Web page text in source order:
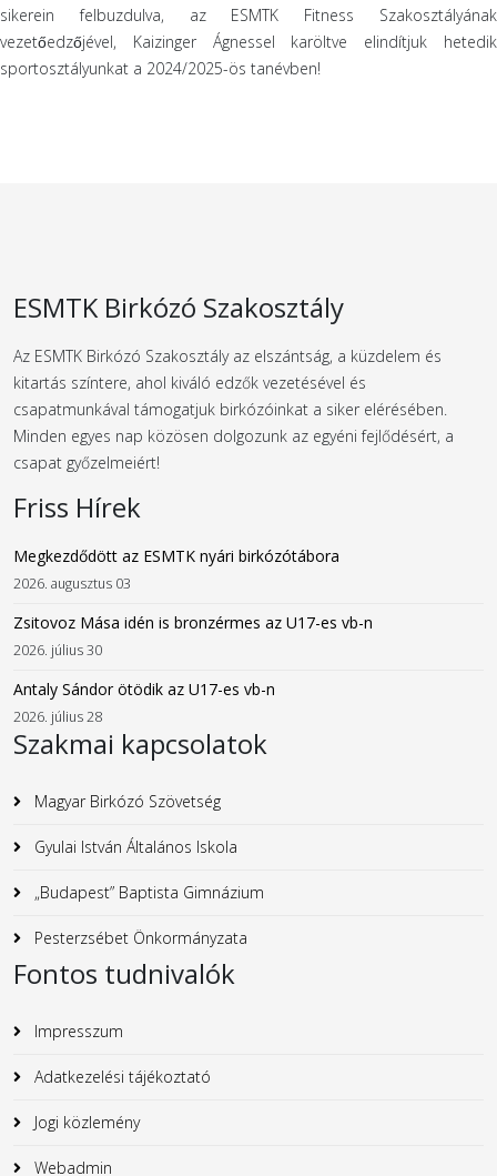
sikerein felbuzdulva, az ESMTK Fitness Szakosztályának
vezetőedzőjével, Kaizinger Ágnessel karöltve elindítjuk hetedik
sportosztályunkat a 2024/2025-ös tanévben!
ESMTK Birkózó Szakosztály
Az ESMTK Birkózó Szakosztály az elszántság, a küzdelem és
kitartás színtere, ahol kiváló edzők vezetésével és
csapatmunkával támogatjuk birkózóinkat a siker elérésében.
Minden egyes nap közösen dolgozunk az egyéni fejlődésért, a
csapat győzelmeiért!
Friss Hírek
Megkezdődött az ESMTK nyári birkózótábora
2026. augusztus 03
Zsitovoz Mása idén is bronzérmes az U17-es vb-n
2026. július 30
Antaly Sándor ötödik az U17-es vb-n
2026. július 28
Szakmai kapcsolatok
Magyar Birkózó Szövetség
Gyulai István Általános Iskola
„Budapest” Baptista Gimnázium
Pesterzsébet Önkormányzata
Fontos tudnivalók
Impresszum
Adatkezelési tájékoztató
Jogi közlemény
Webadmin